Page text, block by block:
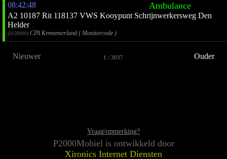
08:42:48 Ambulance
A2 10187 Rit 118137 VWS Kooypunt Schrijnwerkersweg Den
Helder
[0126999] CPA Kennemerland ( Monitorcode )
Nieuwer 1 / 3037 Ouder
Vraag/opmerking?
P2000Mobiel is ontwikkeld door
Xironics Internet Diensten